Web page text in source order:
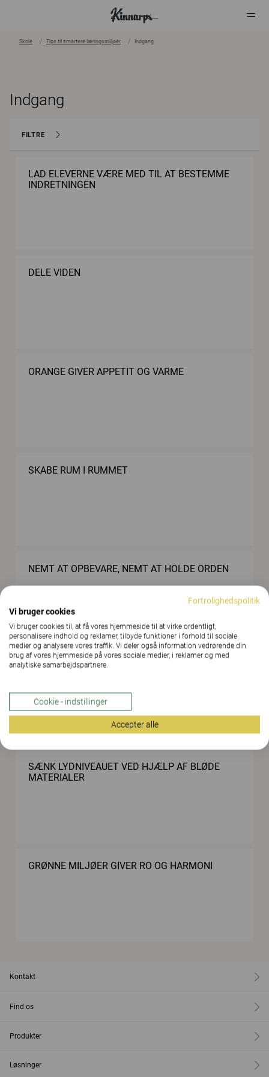
Skole Tips til smartere læringsmiljøer Indgang
Indgang
FILTRE
LAD ELEVERNE VÆRE MED TIL AT BESTEMME
INDRETNINGEN
DELE VIDEN
ORANGE GIVER APPETIT OG VARME
SKABE RUM I RUMMET
NEMT AT OPBEVARE, NEMT AT HOLDE ORDEN
BAGGRUNDSLYDE KAN SKABE RO OG HARMONI
SÆNK LYDNIVEAUET VED HJÆLP AF BLØDE
MATERIALER
GRØNNE MILJØER GIVER RO OG HARMONI
Kontakt
Find os
Produkter
Løsninger
Fortrolighedspolitik
Vi bruger cookies
Vi bruger cookies til, at få vores hjemmeside til at virke ordentligt,
personalisere indhold og reklamer, tilbyde funktioner i forhold til sociale
medier og analysere vores traffik. Vi deler også information vedrørende din
brug af vores hjemmeside på vores sociale medier, i reklamer og med
analytiske samarbejdspartnere.
Cookie - indstillinger
Accepter alle